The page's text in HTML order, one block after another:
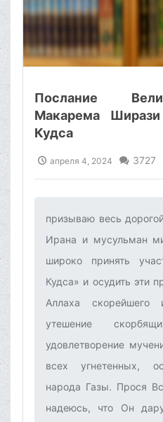
Послание
Макарема
Кудса
апреля 4, 2024 3727
призываю весь
Ирана и мусульман
широко принять
Кудса» и осудить эти
Аллаха скорейшего
утешение
удовлетворение
всех угнетенных,
народа Газы. Прося
надеюсь, что Он